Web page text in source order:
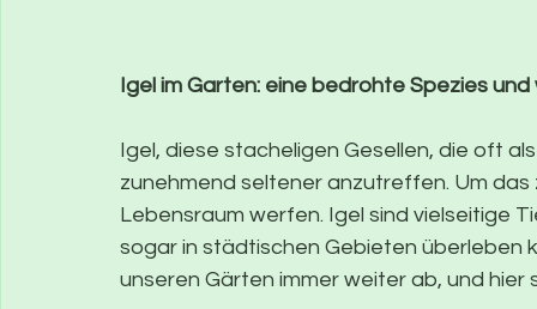
Igel im Garten: eine bedrohte Spezies
Igel, diese stacheligen Gesellen, die oft
zunehmend seltener anzutreffen. Um
Lebensraum werfen. Igel sind vielseitige
sogar in städtischen Gebieten überleben
unseren Gärten immer weiter ab, und hier